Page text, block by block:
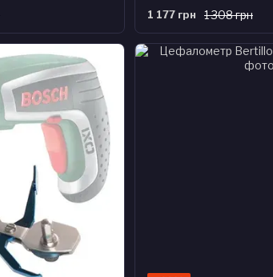
1 308 грн
1 177 грн